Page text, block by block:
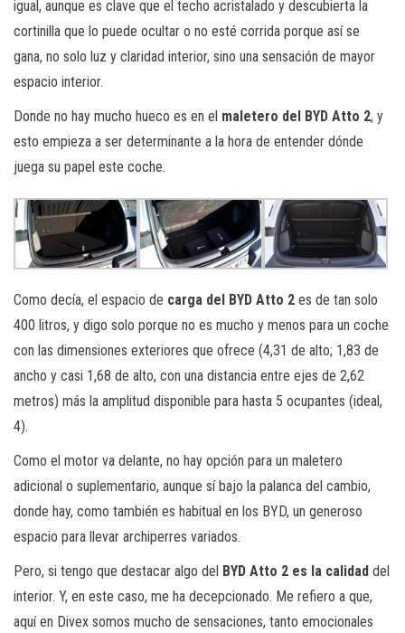
igual, aunque es clave que el techo acristalado y descubierta la
cortinilla que lo puede ocultar o no esté corrida porque así se
gana, no solo luz y claridad interior, sino una sensación de mayor
espacio interior.
Donde no hay mucho hueco es en el maletero del BYD Atto 2, y
esto empieza a ser determinante a la hora de entender dónde
juega su papel este coche.
Como decía, el espacio de carga del BYD Atto 2 es de tan solo
400 litros, y digo solo porque no es mucho y menos para un coche
con las dimensiones exteriores que ofrece (4,31 de alto; 1,83 de
ancho y casi 1,68 de alto, con una distancia entre ejes de 2,62
metros) más la amplitud disponible para hasta 5 ocupantes (ideal,
4).
Como el motor va delante, no hay opción para un maletero
adicional o suplementario, aunque sí bajo la palanca del cambio,
donde hay, como también es habitual en los BYD, un generoso
espacio para llevar archiperres variados.
Pero, si tengo que destacar algo del BYD Atto 2 es la calidad del
interior. Y, en este caso, me ha decepcionado. Me refiero a que,
aquí en Divex somos mucho de sensaciones, tanto emocionales